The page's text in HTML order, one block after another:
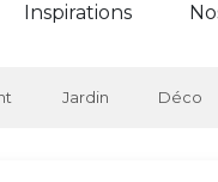
Inspirations
Jardin Déco